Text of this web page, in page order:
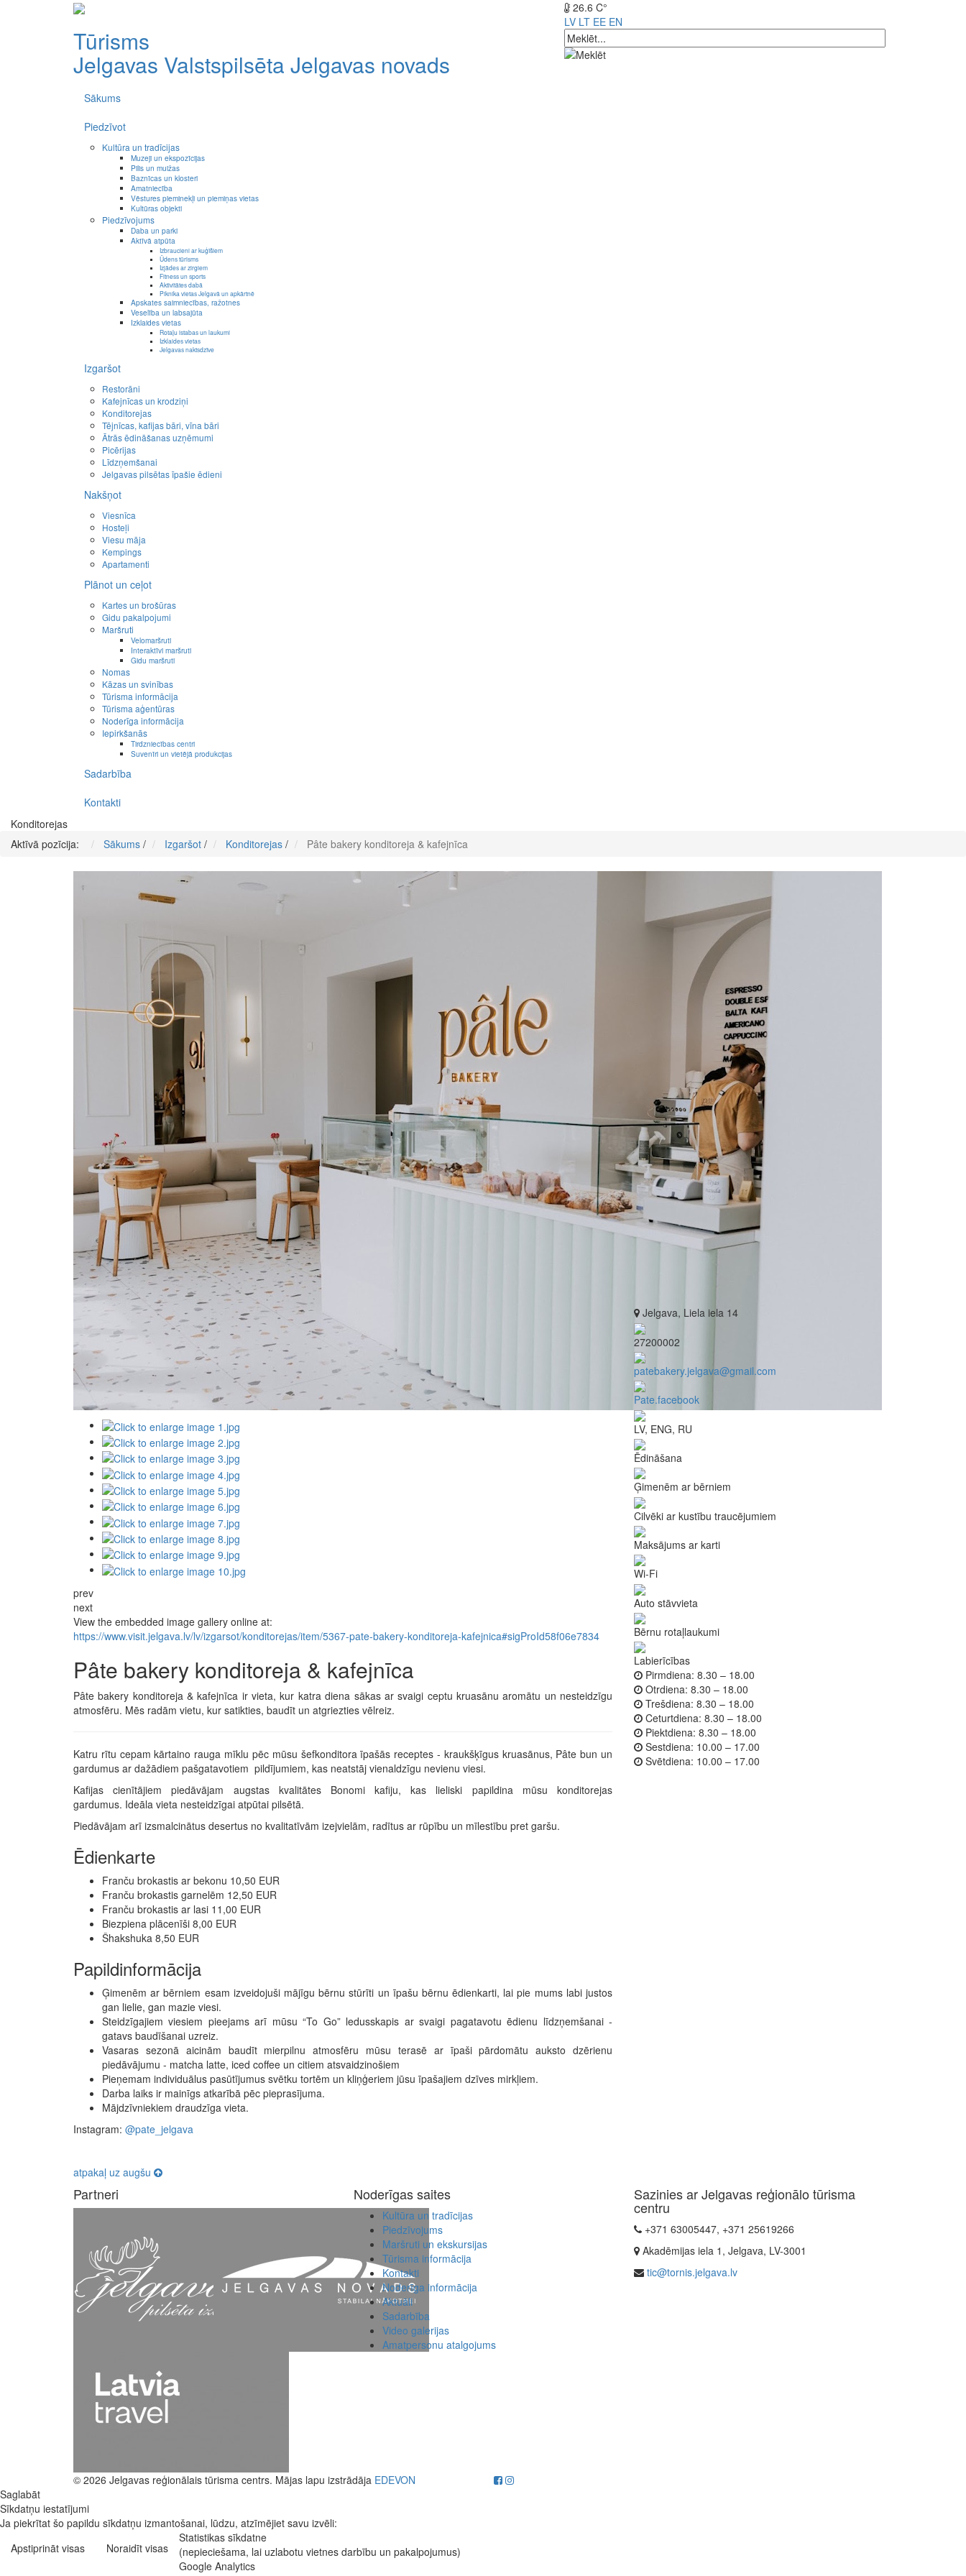
Tūrisms
Jelgavas Valstspilsēta Jelgavas novads
26.6 C°
LV LT EE EN
Sākums
Piedzīvot
Kultūra un tradīcijas
Muzeji un ekspozīcijas
Pilis un muižas
Baznīcas un klosteri
Amatniecība
Vēstures pieminekļi un piemiņas vietas
Kultūras objekti
Piedzīvojums
Daba un parki
Aktīvā atpūta
Izbraucieni ar kuģīšiem
Ūdens tūrisms
Izjādes ar zirgiem
Fitness un sports
Aktivitātes dabā
Piknika vietas Jelgavā un apkārtnē
Apskates saimniecības, ražotnes
Veselība un labsajūta
Izklaides vietas
Rotaļu istabas un laukumi
Izklaides vietas
Jelgavas naktsdzīve
Izgaršot
Restorāni
Kafejnīcas un krodziņi
Konditorejas
Tējnīcas, kafijas bāri, vīna bāri
Ātrās ēdināšanas uzņēmumi
Picērijas
Līdzņemšanai
Jelgavas pilsētas īpašie ēdieni
Nakšņot
Viesnīca
Hosteļi
Viesu māja
Kempings
Apartamenti
Plānot un ceļot
Kartes un brošūras
Gidu pakalpojumi
Maršruti
Velomaršruti
Interaktīvi maršruti
Gidu maršruti
Nomas
Kāzas un svinības
Tūrisma informācija
Tūrisma aģentūras
Noderīga informācija
Iepirkšanās
Tirdzniecības centri
Suvenīri un vietējā produkcijas
Sadarbība
Kontakti
Konditorejas
Aktīvā pozīcija:
Sākums / Izgaršot / Konditorejas / Pâte bakery konditoreja & kafejnīca
prev
next
View the embedded image gallery online at:
https://www.visit.jelgava.lv/lv/izgarsot/konditorejas/item/5367-pate-bakery-konditoreja-kafejnica#sigProId58f06e7834
Pâte bakery konditoreja & kafejnīca
Pâte bakery konditoreja & kafejnīca ir vieta, kur katra diena sākas ar svaigi ceptu kruasānu aromātu un nesteidzīgu
atmosfēru. Mēs radām vietu, kur satikties, baudīt un atgriezties vēlreiz.
Katru rītu cepam kārtaino rauga mīklu pēc mūsu šefkonditora īpašās receptes - kraukšķīgus kruasānus, Pâte bun un
gardumus ar dažādiem pašgatavotiem pildījumiem, kas neatstāj vienaldzīgu nevienu viesi.
Kafijas cienītājiem piedāvājam augstas kvalitātes Bonomi kafiju, kas lieliski papildina mūsu konditorejas
gardumus. Ideāla vieta nesteidzīgai atpūtai pilsētā.
Piedāvājam arī izsmalcinātus desertus no kvalitatīvām izejvielām, radītus ar rūpību un mīlestību pret garšu.
Ēdienkarte
Franču brokastis ar bekonu 10,50 EUR
Franču brokastis garnelēm 12,50 EUR
Franču brokastis ar lasi 11,00 EUR
Biezpiena plācenīši 8,00 EUR
Šhakshuka 8,50 EUR
Papildinformācija
Ģimenēm ar bērniem esam izveidojuši mājīgu bērnu stūrīti un īpašu bērnu ēdienkarti, lai pie mums labi justos
gan lielie, gan mazie viesi.
Steidzīgajiem viesiem pieejams arī mūsu “To Go” ledusskapis ar svaigi pagatavotu ēdienu līdzņemšanai -
gatavs baudīšanai uzreiz.
Vasaras sezonā aicinām baudīt mierpilnu atmosfēru mūsu terasē ar īpaši pārdomātu auksto dzērienu
piedāvājumu - matcha latte, iced coffee un citiem atsvaidzinošiem
Pieņemam individuālus pasūtījumus svētku tortēm un kliņģeriem jūsu īpašajiem dzīves mirkļiem.
Darba laiks ir mainīgs atkarībā pēc pieprasījuma.
Mājdzīvniekiem draudzīga vieta.
Instagram: @pate_jelgava
atpakaļ uz augšu
Jelgava, Liela iela 14
27200002
patebakery.jelgava@gmail.com
Pate.facebook
LV, ENG, RU
Ēdināšana
Ģimenēm ar bērniem
Cilvēki ar kustību traucējumiem
Maksājums ar karti
Wi-Fi
Auto stāvvieta
Bērnu rotaļlaukumi
Labierīcības
Pirmdiena: 8.30 – 18.00
Otrdiena: 8.30 – 18.00
Trešdiena: 8.30 – 18.00
Ceturtdiena: 8.30 – 18.00
Piektdiena: 8.30 – 18.00
Sestdiena: 10.00 – 17.00
Svētdiena: 10.00 – 17.00
Partneri Noderīgas saites
Kultūra un tradīcijas
Piedzīvojums
Maršruti un ekskursijas
Tūrisma informācija
Kontakti
Noderīga informācija
Aktuāli
Sadarbība
Video galerijas
Amatpersonu atalgojums
Sazinies ar Jelgavas reģionālo tūrisma
centru
+371 63005447, +371 25619266
Akadēmijas iela 1, Jelgava, LV-3001
tic@tornis.jelgava.lv
© 2026 Jelgavas reģionālais tūrisma centrs. Mājas lapu izstrādāja EDEVON
Saglabāt
Sīkdatņu iestatījumi
Ja piekrītat šo papildu sīkdatņu izmantošanai, lūdzu, atzīmējiet savu izvēli:
Apstiprināt visas
Noraidīt visas
Statistikas sīkdatne
(nepieciešama, lai uzlabotu vietnes darbību un pakalpojumus)
Google Analytics